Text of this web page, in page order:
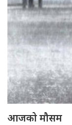
आजको मौसम